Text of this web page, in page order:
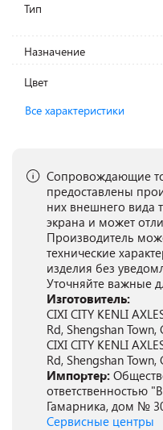
Тип
Назначение
Цвет
Все характеристики
Сопровождающие
предоставлены
них внешнего вида
экрана и может
Производитель
технические
изделия без
Уточняйте важные
Изготовитель:
CIXI CITY KENLI
Rd, Shengshan
CIXI CITY KENLI
Rd, Shengshan
Импортер:
ответственностью
Гамарника, дом №
Сервисные центры